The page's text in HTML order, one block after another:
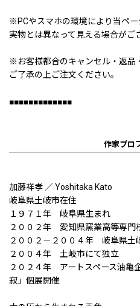
※PCやスマホの環境により当ペ
実物とは異なって見える場合がご
※お客様都合のキャンセル・返品
ご了承の上ご注文ください。
■■■■■■■■■■■■■
作家プロ
加藤祥孝 ／ Yoshitaka Kato
岐阜県土岐市在住
１９７１年 岐阜県生まれ
２００２年 愛知県窯業高等専門
２００２－２００４年 岐阜県土
２００４年 土岐市にて独立
２０２４年 アートスペース油
寂」個展開催